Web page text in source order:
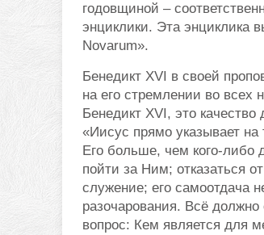
годовщиной –
энциклики. Эта энциклика
Novarum».
Бенедикт XVI в своей
на его стремлении во всех
Бенедикт XVI, это
«Иисус прямо указывает
Его больше, чем кого-либо
пойти за Ним; отказаться
служение; его самоотдача
разочарования. Всё
вопрос: Кем является для